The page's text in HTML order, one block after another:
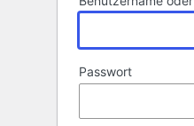
Passwort